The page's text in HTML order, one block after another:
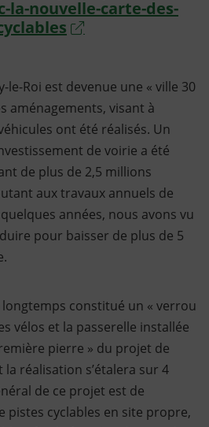
la-nouvelle-carte-des-
le-Roi est devenue une « ville 30
aménagements, visant à
ont été réalisés. Un
de voirie a été
de plus de 2,5 millions
aux travaux annuels de
années, nous avons vu
pour baisser de plus de 5
longtemps constitué un « verrou
vélos et la passerelle installée
pierre » du projet de
réalisation s’étalera sur 4
de ce projet est de
pistes cyclables en site propre,